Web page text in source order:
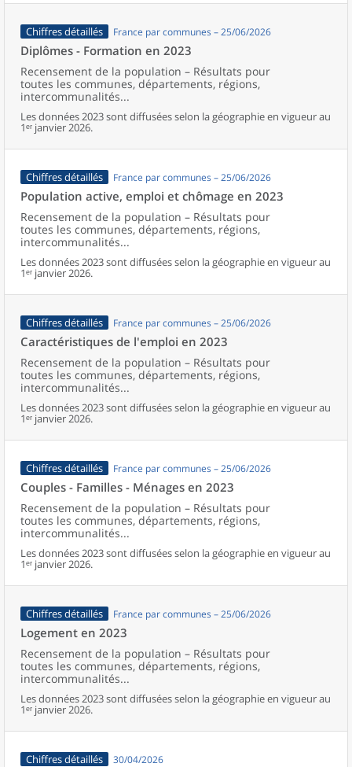
Chiffres détaillés France par communes – 25/06/2026
Diplômes - Formation en 2023
Recensement de la population – Résultats pour
toutes les communes, départements, régions,
intercommunalités...
Les données 2023 sont diffusées selon la géographie en vigueur au
1ᵉʳ janvier 2026.
Chiffres détaillés France par communes – 25/06/2026
Population active, emploi et chômage en 2023
Recensement de la population – Résultats pour
toutes les communes, départements, régions,
intercommunalités...
Les données 2023 sont diffusées selon la géographie en vigueur au
1ᵉʳ janvier 2026.
Chiffres détaillés France par communes – 25/06/2026
Caractéristiques de l'emploi en 2023
Recensement de la population – Résultats pour
toutes les communes, départements, régions,
intercommunalités...
Les données 2023 sont diffusées selon la géographie en vigueur au
1ᵉʳ janvier 2026.
Chiffres détaillés France par communes – 25/06/2026
Couples - Familles - Ménages en 2023
Recensement de la population – Résultats pour
toutes les communes, départements, régions,
intercommunalités...
Les données 2023 sont diffusées selon la géographie en vigueur au
1ᵉʳ janvier 2026.
Chiffres détaillés France par communes – 25/06/2026
Logement en 2023
Recensement de la population – Résultats pour
toutes les communes, départements, régions,
intercommunalités...
Les données 2023 sont diffusées selon la géographie en vigueur au
1ᵉʳ janvier 2026.
Chiffres détaillés 30/04/2026